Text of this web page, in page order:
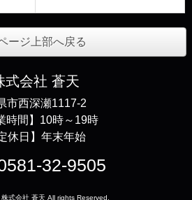
ージ上部へ戻る
式会社 蒼天
市西深瀬1117-2
時間】10時～19時
休日】年末年始
32-9505
式会社 蒼天 All rights Reserved.